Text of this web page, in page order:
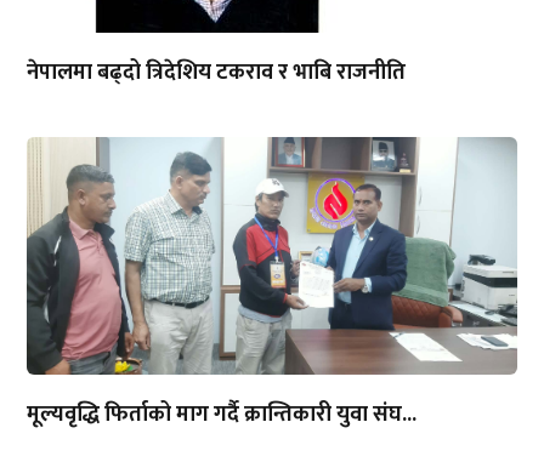
नेपालमा बढ्दो त्रिदेशिय टकराव र भाबि राजनीति
मूल्यवृद्धि फिर्ताको माग गर्दै क्रान्तिकारी युवा संघ...